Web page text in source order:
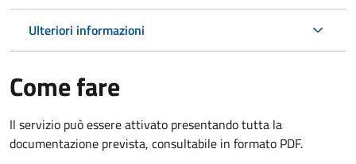
Ulteriori informazioni
Come fare
Il servizio può essere attivato presentando tutta la
documentazione prevista, consultabile in formato PDF.